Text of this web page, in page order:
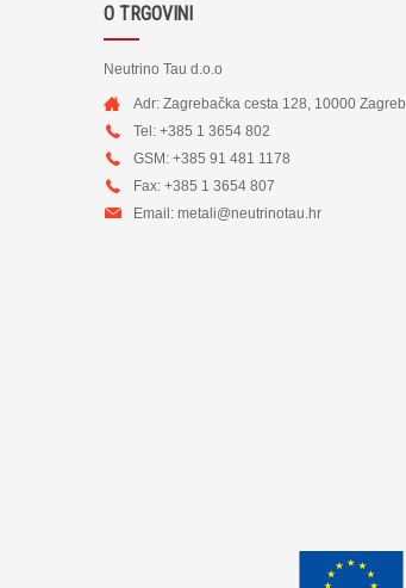
O TRGOVINI
Neutrino Tau d.o.o
Adr: Zagrebačka cesta 128, 10000 Zagreb
Tel: +385 1 3654 802
GSM: +385 91 481 1178
Fax: +385 1 3654 807
Email: metali@neutrinotau.hr